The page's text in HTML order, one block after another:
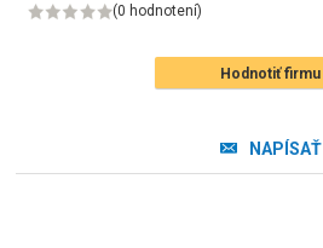
(0 hodnotení)
Hodnotiť firmu
NAPÍSAŤ